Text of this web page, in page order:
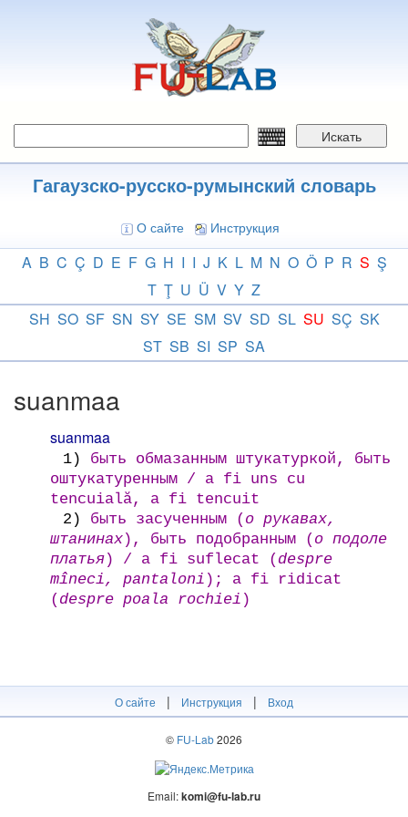
Искать
Гагаузско-русско-румынский словарь
О сайте Инструкция
A B C Ç D E F G H I I J K L M N O Ö P R S Ş
T Ţ U Ü V Y Z
SH SO SF SN SY SE SM SV SD SL SU SÇ SK
ST SB SI SP SA
suanmaa
suanmaa
1)
быть обмазанным штукатуркой, быть
оштукатуренным / a fi uns cu
tencuială, a fi tencuit
2)
быть засученным (о рукавах,
штанинах), быть подобранным (о подоле
платья) / a fi suflecat (despre
mîneci, pantaloni ); a fi ridicat
(despre poala rochiei )
О сайте | Инструкция | Вход
© FU-Lab2026
Email:komi@fu-lab.ru